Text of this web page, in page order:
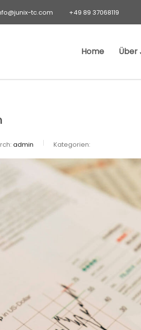
tc.com +49 89 37068119
Home Über
admin Kategorien: